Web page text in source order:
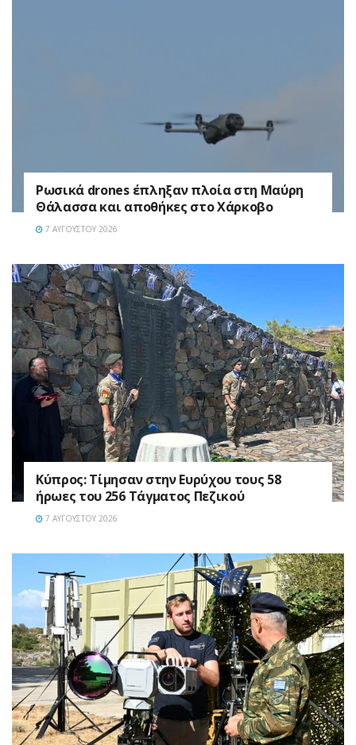
Ρωσικά drones έπληξαν πλοία στη Μαύρη
Θάλασσα και αποθήκες στο Χάρκοβο
7 ΑΥΓΟΎΣΤΟΥ 2026
Κύπρος: Τίμησαν στην Ευρύχου τους 58
ήρωες του 256 Τάγματος Πεζικού
7 ΑΥΓΟΎΣΤΟΥ 2026